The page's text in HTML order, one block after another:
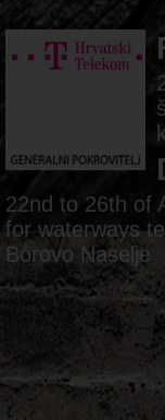
22nd to 26th of
for waterways
Borovo Naselje